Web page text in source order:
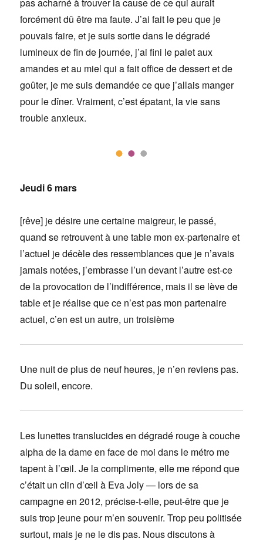
pas acharné à trouver la cause de ce qui aurait
forcément dû être ma faute. J’ai fait le peu que je
pouvais faire, et je suis sortie dans le dégradé
lumineux de fin de journée, j’ai fini le palet aux
amandes et au miel qui a fait office de dessert et de
goûter, je me suis demandée ce que j’allais manger
pour le dîner. Vraiment, c’est épatant, la vie sans
trouble anxieux.
Jeudi 6 mars
[rêve] je désire une certaine maigreur, le passé,
quand se retrouvent à une table mon ex-partenaire et
l’actuel je décèle des ressemblances que je n’avais
jamais notées, j’embrasse l’un devant l’autre est-ce
de la provocation de l’indifférence, mais il se lève de
table et je réalise que ce n’est pas mon partenaire
actuel, c’en est un autre, un troisième
Une nuit de plus de neuf heures, je n’en reviens pas.
Du soleil, encore.
Les lunettes translucides en dégradé rouge à couche
alpha de la dame en face de moi dans le métro me
tapent à l’œil. Je la complimente, elle me répond que
c’était un clin d’œil à Eva Joly — lors de sa
campagne en 2012, précise-t-elle, peut-être que je
suis trop jeune pour m’en souvenir. Trop peu politisée
surtout, mais je ne le dis pas. Nous discutons à